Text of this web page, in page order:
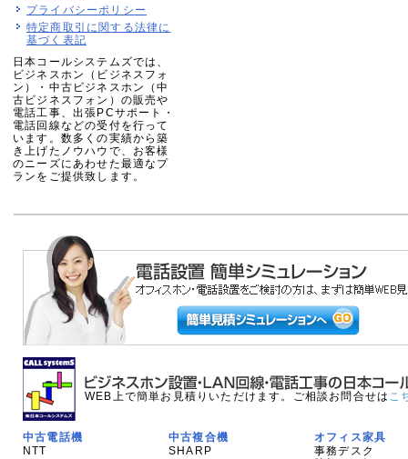
プライバシーポリシー
特定商取引に関する法律に
基づく表記
日本コールシステムズでは、
ビジネスホン（ビジネスフォ
ン）・中古ビジネスホン（中
古ビジネスフォン）の販売や
電話工事、出張PCサポート・
電話回線などの受付を行って
います。数多くの実績から築
き上げたノウハウで、お客様
のニーズにあわせた最適なプ
ランをご提供致します。
WEB上で簡単お見積りいただけます。ご相談お問合せは こ
中古電話機
NTT
中古複合機
SHARP
オフィス家具
事務デスク